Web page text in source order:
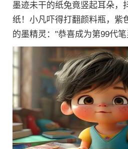
墨迹未干的纸兔竟竖起耳朵，
纸！小凡吓得打翻颜料瓶，紫
的墨精灵："恭喜成为第99代笔